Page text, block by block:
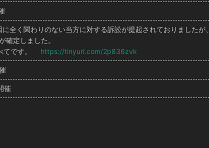
全く関わりのない当方に対する訴訟が提起されておりましたが、
しました。
です。
https://tinyurl.com/2p836zvk
催